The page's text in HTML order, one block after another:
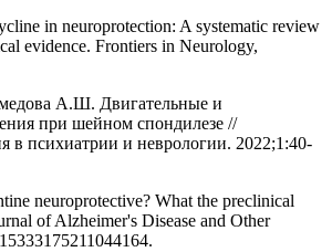
in neuroprotection: A systematic review
evidence. Frontiers in Neurology,
А.Ш. Двигательные и
при шейном спондилезе //
в психиатрии и неврологии. 2022;1:40-
neuroprotective? What the preclinical
of Alzheimer's Disease and Other